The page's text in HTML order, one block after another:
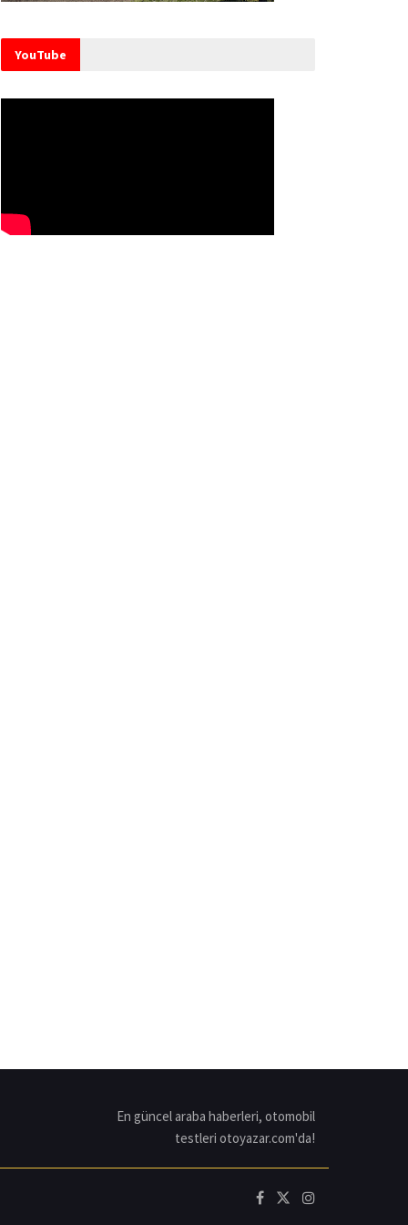
YouTube
En güncel araba haberleri, otomobil
testleri otoyazar.com'da!